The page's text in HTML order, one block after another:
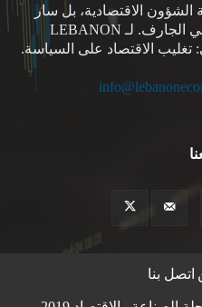
الاقتصادية، بل سار
والاقتصاد في التيار السياسي الجارف. لـ LEBANON
اتصل بنا